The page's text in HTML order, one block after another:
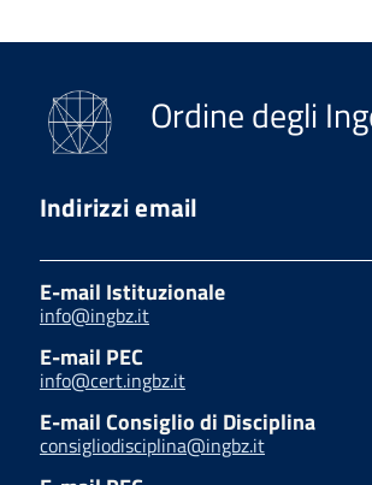
Ordine degli
Indirizzi email
E-mail Istituzionale
info@ingbz.it
E-mail PEC
info@cert.ingbz.it
E-mail Consiglio di Disciplina
consigliodisciplina@ingbz.it